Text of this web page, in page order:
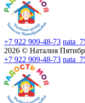
+7 922 909-48-73
2026 © Наталия
+7 922 909-48-73